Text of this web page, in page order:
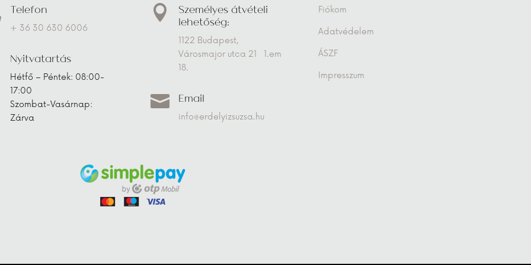
Telefon
+ 36 30 630 6006
Nyitvatartás
Hétfő – Péntek: 08:00-
17:00
Szombat-Vasárnap:
Zárva

Személyes átvételi
lehetőség:
1122 Budapest,
Városmajor utca 21 1.em
18.
 Email
info@erdelyizsuzsa.hu
Fiókom
Adatvédelem
ÁSZF
Impresszum